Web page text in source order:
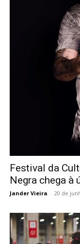
Festival da
Negra chega à
Jander Vieira - 20 de